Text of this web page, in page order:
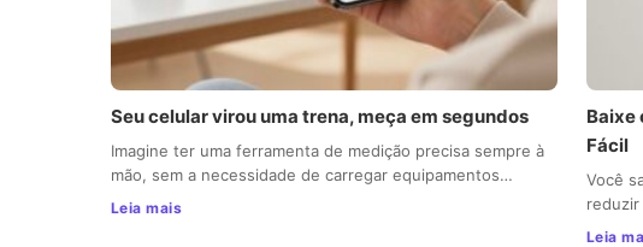
Seu celular virou uma trena, meça em segundos
Imagine ter uma ferramenta de medição precisa sempre à
mão, sem a necessidade de carregar equipamentos…
Leia mais
Baixe
Fácil
Você
Leia